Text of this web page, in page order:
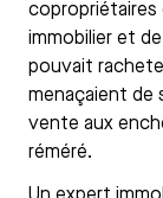
copropriétaires
immobilier et
pouvait
menaçaient de
vente aux
réméré.